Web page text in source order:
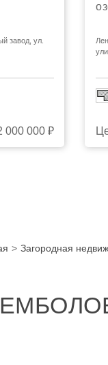
завод, ул.
000 000 ₽
Загородная